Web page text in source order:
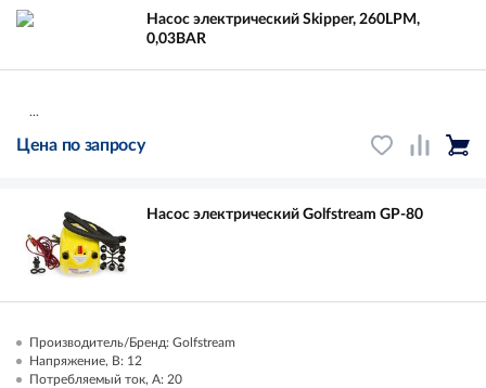
Насос электрический Skipper, 260LPM,
0,03BAR
...
Цена по запросу
Насос электрический Golfstream GP-80
Производитель/Бренд: Golfstream
Напряжение, В: 12
Потребляемый ток, А: 20